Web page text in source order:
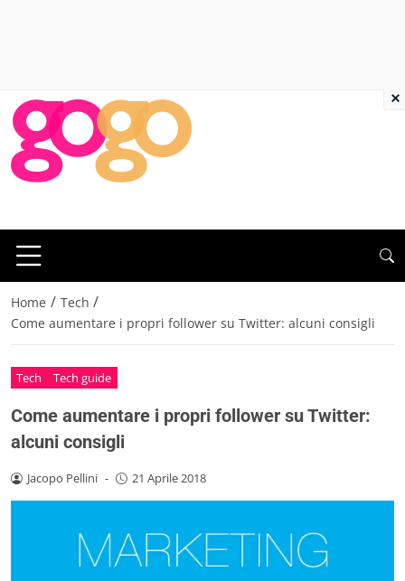
Home / Tech /
Come aumentare i propri follower su Twitter: alcuni consigli
Tech Tech guide
Come aumentare i propri follower su Twitter:
alcuni consigli
Jacopo Pellini - 21 Aprile 2018
×